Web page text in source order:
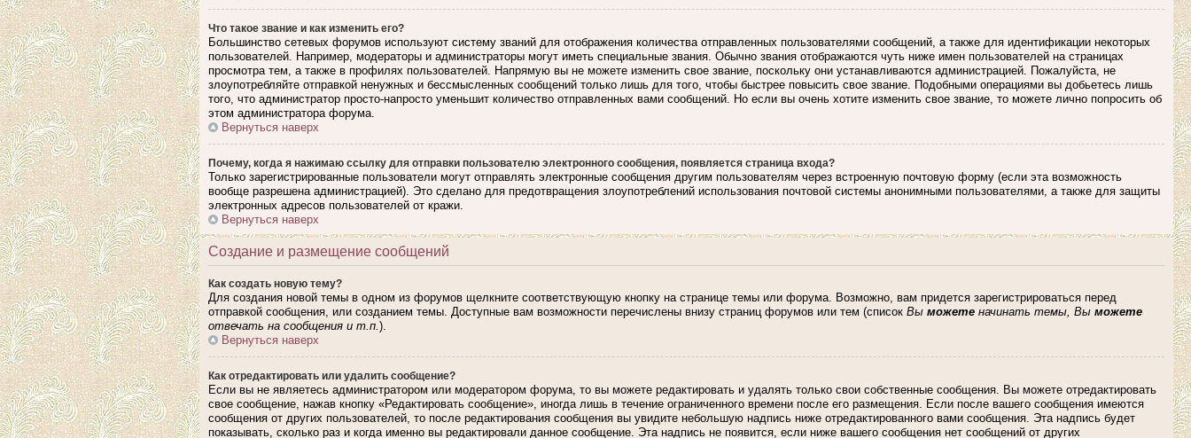
Что такое звание и как изменить его?
Большинство сетевых форумов используют систему званий для отображения количества отправленных пользователями сообщений, а также для идентификации некоторых
пользователей. Например, модераторы и администраторы могут иметь специальные звания. Обычно звания отображаются чуть ниже имен пользователей на страницах
просмотра тем, а также в профилях пользователей. Напрямую вы не можете изменить свое звание, поскольку они устанавливаются администрацией. Пожалуйста, не
злоупотребляйте отправкой ненужных и бессмысленных сообщений только лишь для того, чтобы быстрее повысить свое звание. Подобными операциями вы добьетесь лишь
того, что администратор просто-напросто уменьшит количество отправленных вами сообщений. Но если вы очень хотите изменить свое звание, то можете лично попросить об
этом администратора форума.
Вернуться наверх
Почему, когда я нажимаю ссылку для отправки пользователю электронного сообщения, появляется страница входа?
Только зарегистрированные пользователи могут отправлять электронные сообщения другим пользователям через встроенную почтовую форму (если эта возможность
вообще разрешена администрацией). Это сделано для предотвращения злоупотреблений использования почтовой системы анонимными пользователями, а также для защиты
электронных адресов пользователей от кражи.
Вернуться наверх
Создание и размещение сообщений
Как создать новую тему?
Для создания новой темы в одном из форумов щелкните соответствующую кнопку на странице темы или форума. Возможно, вам придется зарегистрироваться перед
отправкой сообщения, или созданием темы. Доступные вам возможности перечислены внизу страниц форумов или тем (список Вы можете начинать темы, Вы можете
отвечать на сообщения и т.п.).
Вернуться наверх
Как отредактировать или удалить сообщение?
Если вы не являетесь администратором или модератором форума, то вы можете редактировать и удалять только свои собственные сообщения. Вы можете отредактировать
свое сообщение, нажав кнопку «Редактировать сообщение», иногда лишь в течение ограниченного времени после его размещения. Если после вашего сообщения имеются
сообщения от других пользователей, то после редактирования сообщения вы увидите небольшую надпись ниже отредактированного вами сообщения. Эта надпись будет
показывать, сколько раз и когда именно вы редактировали данное сообщение. Эта надпись не появится, если ниже вашего сообщения нет сообщений от других